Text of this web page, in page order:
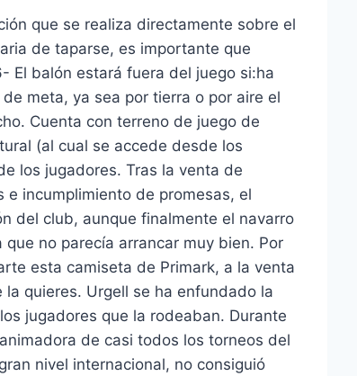
que se realiza directamente sobre el
de taparse, es importante que
El balón estará fuera del juego si:ha
meta, ya sea por tierra o por aire el
Cuenta con terreno de juego de
(al cual se accede desde los
los jugadores. Tras la venta de
incumplimiento de promesas, el
del club, aunque finalmente el navarro
no parecía arrancar muy bien. Por
esta camiseta de Primark, a la venta
quieres. Urgell se ha enfundado la
jugadores que la rodeaban. Durante
de casi todos los torneos del
nivel internacional, no consiguió